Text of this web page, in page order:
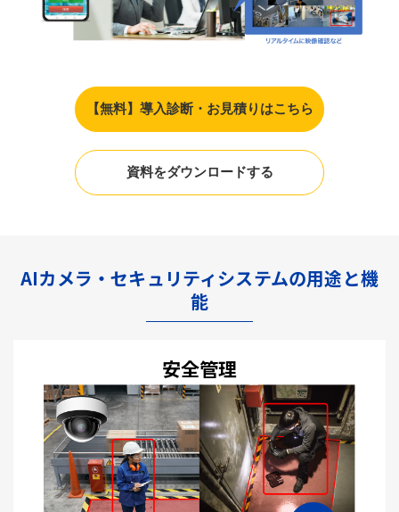
【無料】導入診断・お見積りはこちら
資料をダウンロードする
AIカメラ・セキュリティシステムの用途と機
能
安全管理